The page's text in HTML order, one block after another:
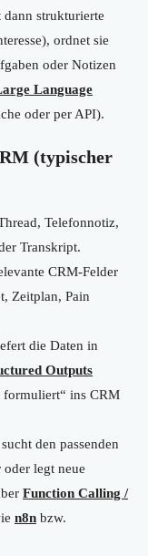
strukturierte
ordnet sie
oder Notizen
Language
oder per API).
(typischer
Telefonnotiz,
Transkript.
CRM-Felder
Zeitplan, Pain
die Daten in
Outputs
ins CRM
den passenden
legt neue
Function Calling /
n8n bzw.